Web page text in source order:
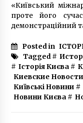
«Київський
проте його
демонстраційний
Posted in
Tagged #
# Історія Києва#
Киевские Новости
Київські Новини #
Новини Києва#